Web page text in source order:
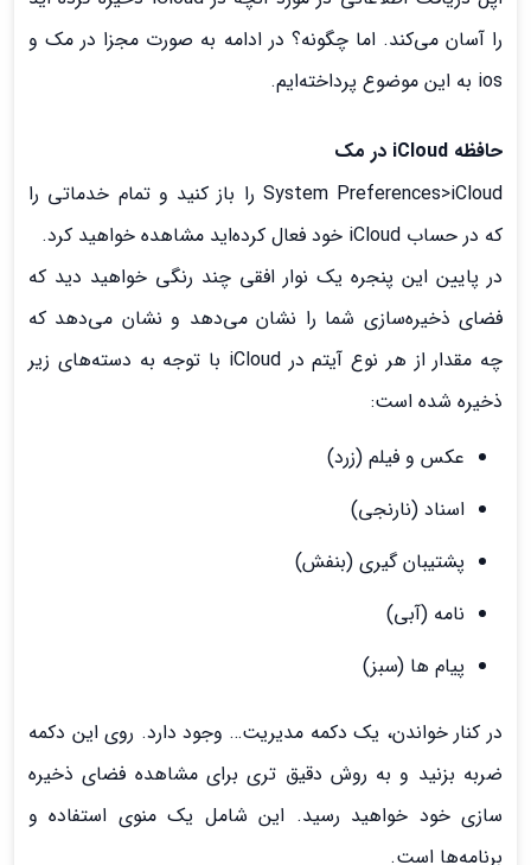
را آسان می‌کند. اما چگونه؟ در ادامه به صورت مجزا در مک و
ios به این موضوع پرداخته‌ایم.
حافظه iCloud
در مک
System Preferences>iCloud را باز کنید و تمام خدماتی را
که در حساب iCloud خود فعال کرده‌اید مشاهده خواهید کرد.
در پایین این پنجره یک نوار افقی چند رنگی خواهید دید که
فضای ذخیره‌سازی شما را نشان می‌دهد و نشان می‌دهد که
چه مقدار از هر نوع آیتم در iCloud با توجه به دسته‌های زیر
ذخیره شده است:
عکس و فیلم (زرد)
اسناد (نارنجی)
پشتیبان گیری (بنفش)
نامه (آبی)
پیام ها (سبز)
در کنار خواندن، یک دکمه مدیریت… وجود دارد. روی این دکمه
ضربه بزنید و به روش دقیق تری برای مشاهده فضای ذخیره
سازی خود خواهید رسید. این شامل یک منوی استفاده و
برنامه‌ها است.